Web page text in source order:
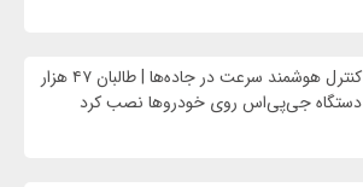
کنترل هوشمند سرعت در جاده‌ها | طالبان ۴۷ هزار
دستگاه جی‌پی‌اس روی خودروها نصب کرد